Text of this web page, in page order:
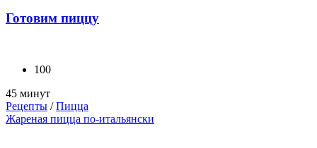
Готовим пиццу
100
45 минут
Рецепты /Пицца
Жареная пицца по-итальянски